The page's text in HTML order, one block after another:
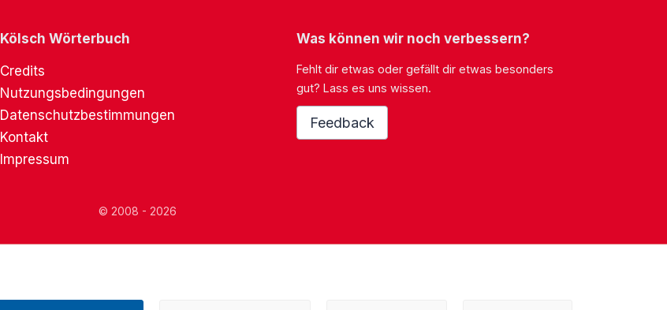
Kölsch Wörterbuch
Credits
Nutzungsbedingungen
Datenschutzbestimmungen
Kontakt
Impressum
Was können wir noch verbessern?
Fehlt dir etwas oder gefällt dir etwas besonders
gut? Lass es uns wissen.
Feedback
© 2008 - 2026